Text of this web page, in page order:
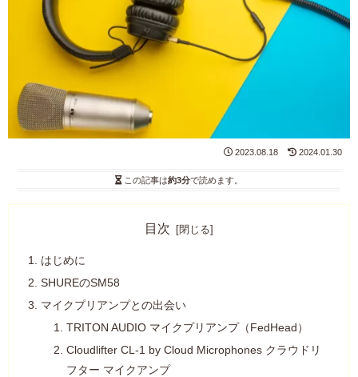
2023.08.18 2024.01.30
この記事は約3分で読めます。
目次
はじめに
SHUREのSM58
マイクプリアンプとの出会い
TRITON AUDIO マイクプリアンプ（FedHead）
Cloudlifter CL-1 by Cloud Microphones クラウドリ
フター マイクアンプ